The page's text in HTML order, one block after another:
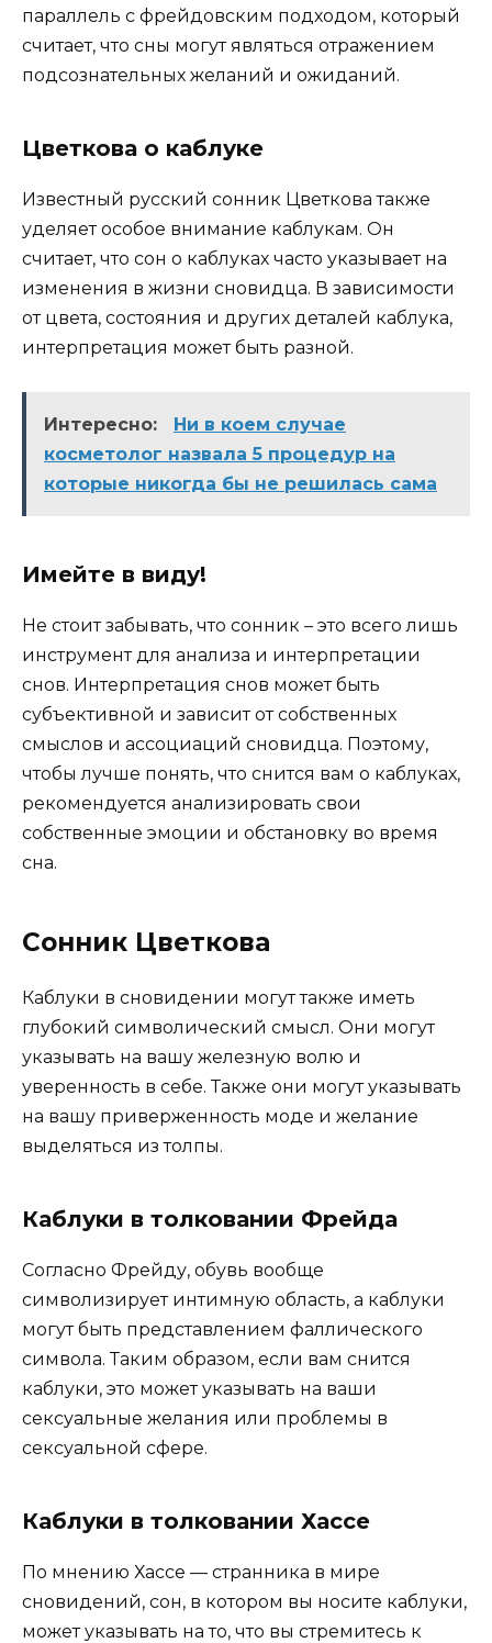
параллель с фрейдовским подходом, который
считает, что сны могут являться отражением
подсознательных желаний и ожиданий.
Цветкова о каблуке
Известный русский сонник Цветкова также
уделяет особое внимание каблукам. Он
считает, что сон о каблуках часто указывает на
изменения в жизни сновидца. В зависимости
от цвета, состояния и других деталей каблука,
интерпретация может быть разной.
Интересно:
Ни в коем случае
косметолог назвала 5 процедур на
которые никогда бы не решилась сама
Имейте в виду!
Не стоит забывать, что сонник – это всего лишь
инструмент для анализа и интерпретации
снов. Интерпретация снов может быть
субъективной и зависит от собственных
смыслов и ассоциаций сновидца. Поэтому,
чтобы лучше понять, что снится вам о каблуках,
рекомендуется анализировать свои
собственные эмоции и обстановку во время
сна.
Сонник Цветкова
Каблуки в сновидении могут также иметь
глубокий символический смысл. Они могут
указывать на вашу железную волю и
уверенность в себе. Также они могут указывать
на вашу приверженность моде и желание
выделяться из толпы.
Каблуки в толковании Фрейда
Согласно Фрейду, обувь вообще
символизирует интимную область, а каблуки
могут быть представлением фаллического
символа. Таким образом, если вам снится
каблуки, это может указывать на ваши
сексуальные желания или проблемы в
сексуальной сфере.
Каблуки в толковании Хассе
По мнению Хассе — странника в мире
сновидений, сон, в котором вы носите каблуки,
может указывать на то, что вы стремитесь к